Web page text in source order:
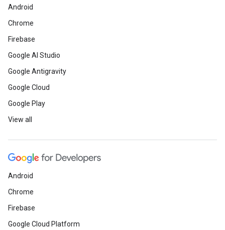
Android
Chrome
Firebase
Google AI Studio
Google Antigravity
Google Cloud
Google Play
View all
Android
Chrome
Firebase
Google Cloud Platform